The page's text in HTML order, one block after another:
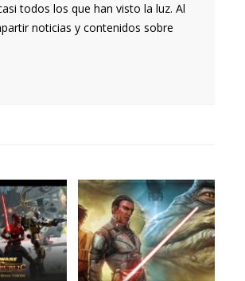
todos los que han visto la luz. Al
noticias y contenidos sobre